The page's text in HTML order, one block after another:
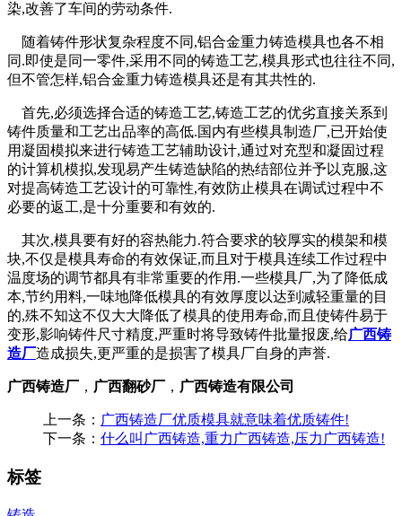
染,改善了车间的劳动条件.
随着铸件形状复杂程度不同,铝合金重力铸造模具也各不相
同.即使是同一零件,采用不同的铸造工艺,模具形式也往往不同,
但不管怎样,铝合金重力铸造模具还是有其共性的.
首先,必须选择合适的铸造工艺,铸造工艺的优劣直接关系到
铸件质量和工艺出品率的高低.国内有些模具制造厂,已开始使
用凝固模拟来进行铸造工艺辅助设计,通过对充型和凝固过程
的计算机模拟,发现易产生铸造缺陷的热结部位并予以克服,这
对提高铸造工艺设计的可靠性,有效防止模具在调试过程中不
必要的返工,是十分重要和有效的.
其次,模具要有好的容热能力.符合要求的较厚实的模架和模
块,不仅是模具寿命的有效保证,而且对于模具连续工作过程中
温度场的调节都具有非常重要的作用.一些模具厂,为了降低成
本,节约用料,一味地降低模具的有效厚度以达到减轻重量的目
的,殊不知这不仅大大降低了模具的使用寿命,而且使铸件易于
变形,影响铸件尺寸精度,严重时将导致铸件批量报废,给广西铸
造厂造成损失,更严重的是损害了模具厂自身的声誉.
广西铸造厂 ， 广西翻砂厂 ， 广西铸造有限公司
上一条： 广西铸造厂优质模具就意味着优质铸件!
下一条： 什么叫广西铸造,重力广西铸造,压力广西铸造!
标签